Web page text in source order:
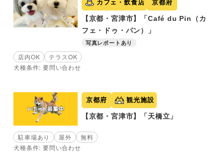
カフェ・飲食店 京都府
【京都・宮津市】「Café du Pin（カ
フェ・ドゥ・パン）」
写真レポートあり
店内OK
テラスOK
犬種条件: 要問い合わせ
京都府 観光施設
【京都・宮津市】「天橋立」
駐車場あり 屋外
無料
犬種条件: 要問い合わせ